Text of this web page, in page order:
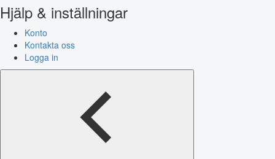
Hjälp & inställningar
Konto
Kontakta oss
Logga in